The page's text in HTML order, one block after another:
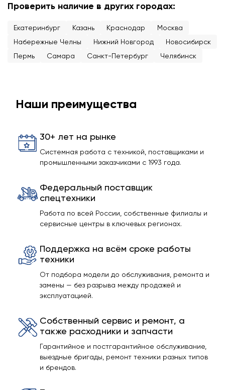
Проверить наличие в других городах:
Екатеринбург Казань Краснодар
Москва
Набережные Челны
Нижний Новгород
Новосибирск
Пермь
Самара Санкт-Петербург Челябинск
Наши преимущества
30+ лет на рынке
Системная работа с техникой, поставщиками и
промышленными заказчиками с 1993 года.
Федеральный поставщик
спецтехники
Работа по всей России, собственные филиалы и
сервисные центры в ключевых регионах.
Поддержка на всём сроке работы
техники
От подбора модели до обслуживания, ремонта и
замены — без разрыва между продажей и
эксплуатацией.
Собственный сервис и ремонт, а
также расходники и запчасти
Гарантийное и постгарантийное обслуживание,
выездные бригады, ремонт техники разных типов
и брендов.